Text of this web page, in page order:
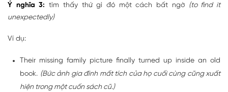
Ý nghĩa 3: tìm thấy thứ gì đó một cách bất ngờ (to find it
unexpectedly)
Ví dụ:
Their missing family picture finally turned up inside an old
book. (Bức ảnh gia đình mất tích của họ cuối cùng cũng xuất
hiện trong một cuốn sách cũ.)